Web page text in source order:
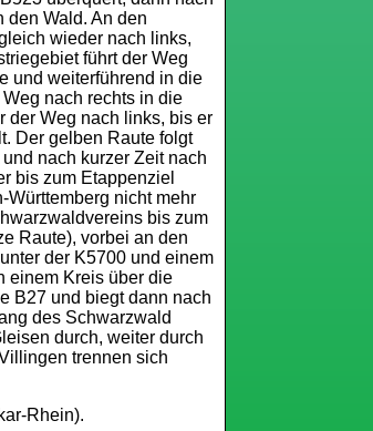
den Wald. An den
wieder nach links,
führt der Weg
und weiterführend in die
nach rechts in die
der Weg nach links, bis er
Der gelben Raute folgt
nach kurzer Zeit nach
bis zum Etappenziel
Württemberg nicht mehr
bis zum
Raute), vorbei an den
der K5700 und einem
einem Kreis über die
B27 und biegt dann nach
des Schwarzwald
durch, weiter durch
trennen sich
Rhein).